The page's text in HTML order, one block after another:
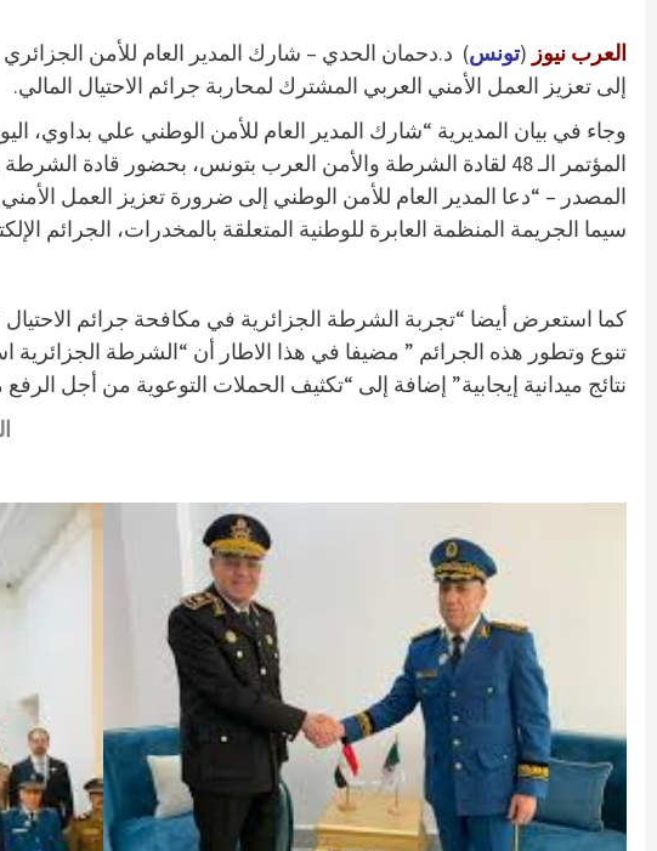
العرب نيوز (تونس
إلى تعزيز العمل الأمني العربي المشترك لمحاربة جرائم الاحتيال المالي.
المؤتمر الـ 48 لقادة الشرطة والأمن العرب بتونس، بحضور
المصدر – “دعا المدير العام للأمن الوطني إلى ضرورة تعزيز العمل
سيما الجريمة المنظمة العابرة للوطنية المتعلقة بالمخدرات، الجرائم
كما استعرض أيضا “تجربة الشرطة الجزائرية في مكافحة جرائم الاحتيال
تنوع وتطور هذه الجرائم ” مضيفا في هذا الاطار أن “الشرطة
نتائج ميدانية إيجابية” إضافة إلى “تكثيف الحملات التوعوية من أجل